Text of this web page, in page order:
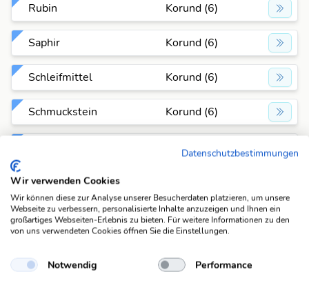
Rubin Korund (6)
Saphir Korund (6)
Schleifmittel Korund (6)
Schmuckstein Korund (6)
Korund (6)
Für die Antwort "Korund" gibt es aktuell ein Anagramm
in der Datenbank. Pro Anagramm zeigen wir dir eine
passende Beispiel-Lösung an. Wenn du alle Lösungen
sehen möchtest, klicke einfach auf das entsprechende
Anagramm um alle Fragen anzuzeigen, die dazu passen.
Datenschutzbestimmungen
Wir verwenden Cookies
Wir können diese zur Analyse unserer Besucherdaten platzieren, um unsere
Webseite zu verbessern, personalisierte Inhalte anzuzeigen und Ihnen ein
großartiges Webseiten-Erlebnis zu bieten. Für weitere Informationen zu den
von uns verwendeten Cookies öffnen Sie die Einstellungen.
Notwendig
Performance